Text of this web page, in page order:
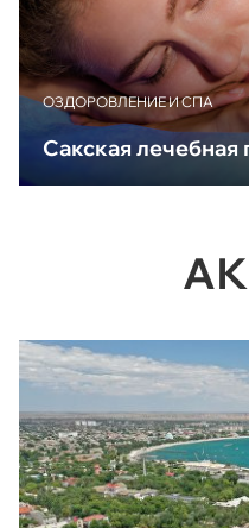
ОЗДОРОВЛЕНИЕ И СПА
Сакская лечебная